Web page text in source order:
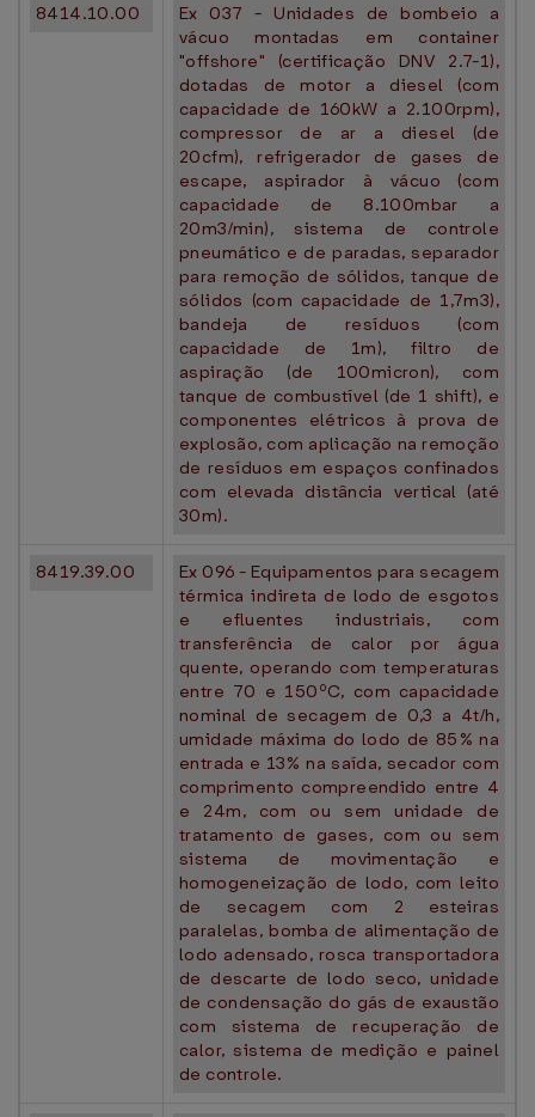
8414.10.00
Ex 037 - Unidades de bombeio a
vácuo montadas em container
"offshore" (certificação DNV 2.7-1),
dotadas de motor a diesel (com
capacidade de 160kW a 2.100rpm),
compressor de ar a diesel (de
20cfm), refrigerador de gases de
escape, aspirador à vácuo (com
capacidade de 8.100mbar a
20m3/min), sistema de controle
pneumático e de paradas, separador
para remoção de sólidos, tanque de
sólidos (com capacidade de 1,7m3),
bandeja de resíduos (com
capacidade de 1m), filtro de
aspiração (de 100micron), com
tanque de combustível (de 1 shift), e
componentes elétricos à prova de
explosão, com aplicação na remoção
de resíduos em espaços confinados
com elevada distância vertical (até
30m).
8419.39.00
Ex 096 - Equipamentos para secagem
térmica indireta de lodo de esgotos
e efluentes industriais, com
transferência de calor por água
quente, operando com temperaturas
entre 70 e 150ºC, com capacidade
nominal de secagem de 0,3 a 4t/h,
umidade máxima do lodo de 85% na
entrada e 13% na saída, secador com
comprimento compreendido entre 4
e 24m, com ou sem unidade de
tratamento de gases, com ou sem
sistema de movimentação e
homogeneização de lodo, com leito
de secagem com 2 esteiras
paralelas, bomba de alimentação de
lodo adensado, rosca transportadora
de descarte de lodo seco, unidade
de condensação do gás de exaustão
com sistema de recuperação de
calor, sistema de medição e painel
de controle.